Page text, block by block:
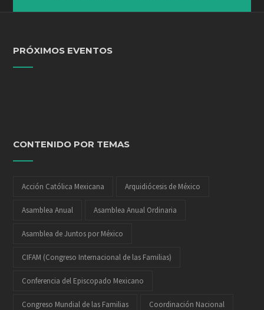
PRÓXIMOS EVENTOS
CONTENIDO POR TEMAS
Acción Católica Mexicana Arquidiócesis de México
Asamblea Anual Asamblea Anual Ordinaria
Asamblea de Juntos por México
CIFAM (Congreso Internacional de las Familias)
Conferencia del Episcopado Mexicano
Congreso Mundial de las Familias Coordinación Nacional